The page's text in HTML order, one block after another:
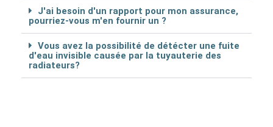
J'ai besoin d'un rapport pour mon assurance,
pourriez-vous m'en fournir un ?
Vous avez la possibilité de détécter une fuite
d'eau invisible causée par la tuyauterie des
radiateurs?